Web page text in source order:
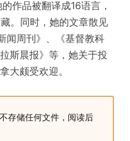
作品被翻译成16语言，
。同时，她的文章散见
闻周刊》、《基督教科
斯晨报》等，她关于投
大颇受欢迎。
存储任何文件，阅读后